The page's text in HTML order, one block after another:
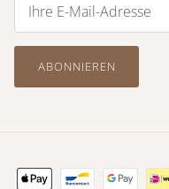
ABONNIEREN